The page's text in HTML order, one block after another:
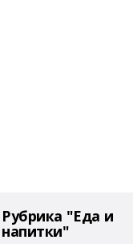
Рубрика "Еда и
напитки"